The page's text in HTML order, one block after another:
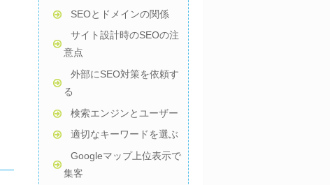
SEOとドメインの関係
サイト設計時のSEOの注
意点
外部にSEO対策を依頼す
る
検索エンジンとユーザー
適切なキーワードを選ぶ
Googleマップ上位表示で
集客